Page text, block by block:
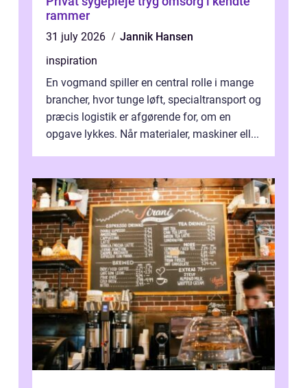
rammer
31 july 2026
Jannik Hansen
inspiration
En vogmand spiller en central rolle i mange
brancher, hvor tunge løft, specialtransport og
præcis logistik er afgørende for, om en
opgave lykkes. Når materialer, maskiner ell...